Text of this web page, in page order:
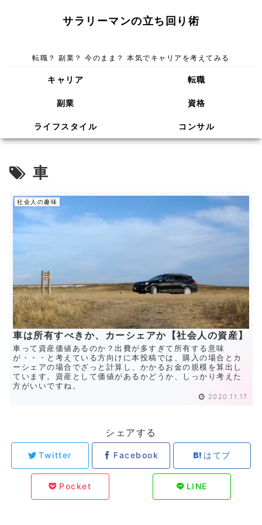
サラリーマンの立ち回り術
転職？ 副業？ 今のまま？ 本気でキャリアを考えてみる
キャリア 転職
副業 資格
ライフスタイル コンサル
車
社会人の趣味
車は所有すべきか、カーシェアか【社会人の資産】
車って資産価値あるのか？出費が多すぎて所有する意味
が・・・と考えている方向けに本投稿では、購入の場合とカ
ーシェアの場合でざっと計算し、かかるお金の規模を算出し
ています。資産として価値があるかどうか、しっかり考えた
方がいいですね。
2020.11.17
シェアする
Twitter Facebook はてブ
Pocket LINE